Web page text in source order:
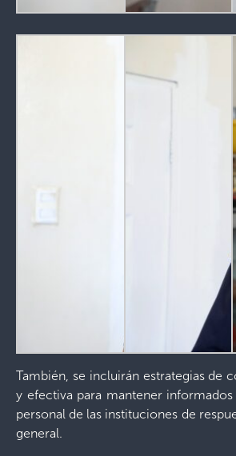
También, se incluirán estrategias de
y efectiva para mantener
personal de las instituciones de
general.